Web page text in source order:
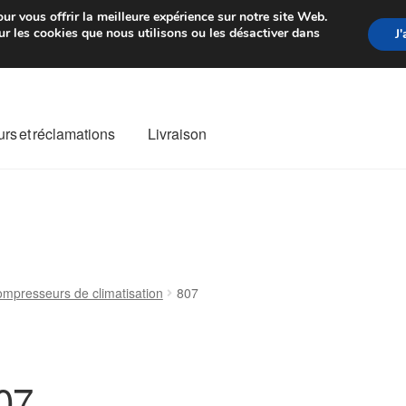
de 7 EUR Du lundi au
et réclamations Livraison
de climatisation 807
vous offrir la meilleure expérience sur notre site Web.
les cookies que nous utilisons ou les désactiver dans